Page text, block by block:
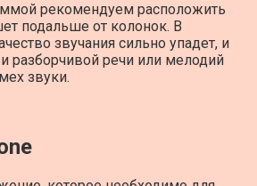
рекомендуем расположить
подальше от колонок. В
звучания сильно упадет, и
разборчивой речи или мелодий
звуки.